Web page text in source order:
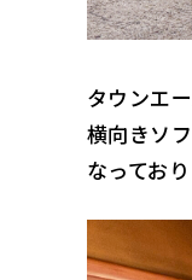
タウンエ
横向きソ
なってお